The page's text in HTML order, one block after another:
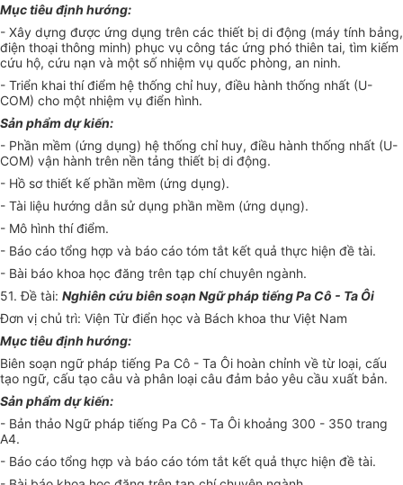
Mục tiêu định hướng:
- Xây dựng được ứng dụng trên các thiết bị di động (máy tính bảng,
điện thoại thông minh) phục vụ công tác ứng phó thiên tai, tìm kiếm
cứu hộ, cứu nạn và một số nhiệm vụ quốc phòng, an ninh.
- Triển khai thí điểm hệ thống chỉ huy, điều hành thống nhất (U-
COM) cho một nhiệm vụ điển hình.
Sản phẩm dự kiến:
- Phần mềm (ứng dụng) hệ thống chỉ huy, điều hành thống nhất (U-
COM) vận hành trên nền tảng thiết bị di động.
- Hồ sơ thiết kế phần mềm (ứng dụng).
- Tài liệu hướng dẫn sử dụng phần mềm (ứng dụng).
- Mô hình thí điểm.
- Báo cáo tổng hợp và báo cáo tóm tắt kết quả thực hiện đề tài.
- Bài báo khoa học đăng trên tạp chí chuyên ngành.
51. Đề tài: Nghiên cứu biên soạn Ngữ pháp tiếng Pa Cô - Ta Ôi
Đơn vị chủ trì: Viện Từ điển học và Bách khoa thư Việt Nam
Mục tiêu định hướng:
Biên soạn ngữ pháp tiếng Pa Cô - Ta Ôi hoàn chỉnh về từ loại, cấu
tạo ngữ, cấu tạo câu và phân loại câu đảm bảo yêu cầu xuất bản.
Sản phẩm dự kiến:
- Bản thảo Ngữ pháp tiếng Pa Cô - Ta Ôi khoảng 300 - 350 trang
A4.
- Báo cáo tổng hợp và báo cáo tóm tắt kết quả thực hiện đề tài.